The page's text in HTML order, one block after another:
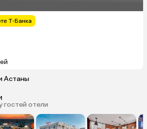
Т-Банка
Астаны
гостей отели